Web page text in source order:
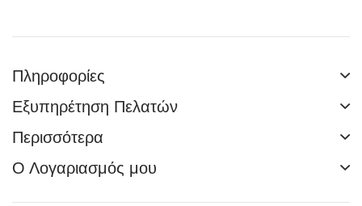
Πληροφορίες
Εξυπηρέτηση Πελατών
Περισσότερα
Ο Λογαριασμός μου